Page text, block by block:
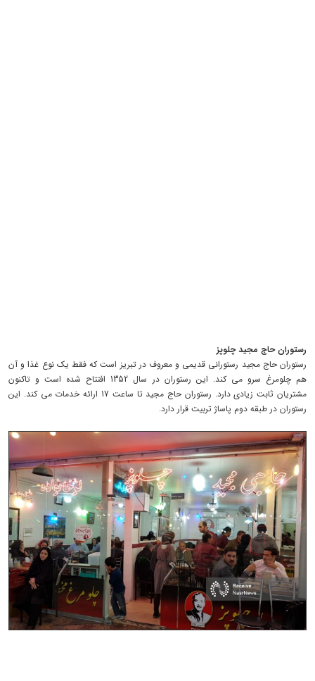
رستوران حاج مجید چلوپز
رستوران حاج مجید رستورانی قدیمی و معروف در تبریز است که فقط یک نوع غذا و آن
هم چلومرغ سرو می کند. این رستوران در سال 1352 افتتاح شده است و تاکنون
مشتریان ثابت زیادی دارد. رستوران حاج مجید تا ساعت 17 ارائه خدمات می کند. این
رستوران در طبقه دوم پاساژ تربیت قرار دارد.